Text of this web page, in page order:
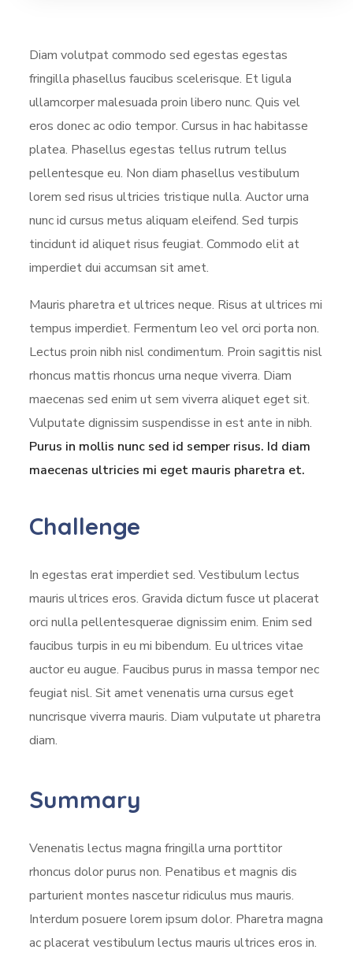
Diam volutpat commodo sed egestas egestas
fringilla phasellus faucibus scelerisque. Et ligula
ullamcorper malesuada proin libero nunc. Quis vel
eros donec ac odio tempor. Cursus in hac habitasse
platea. Phasellus egestas tellus rutrum tellus
pellentesque eu. Non diam phasellus vestibulum
lorem sed risus ultricies tristique nulla. Auctor urna
nunc id cursus metus aliquam eleifend. Sed turpis
tincidunt id aliquet risus feugiat. Commodo elit at
imperdiet dui accumsan sit amet.
Mauris pharetra et ultrices neque. Risus at ultrices mi
tempus imperdiet. Fermentum leo vel orci porta non.
Lectus proin nibh nisl condimentum. Proin sagittis nisl
rhoncus mattis rhoncus urna neque viverra. Diam
maecenas sed enim ut sem viverra aliquet eget sit.
Vulputate dignissim suspendisse in est ante in nibh.
Purus in mollis nunc sed id semper risus. Id diam
maecenas ultricies mi eget mauris pharetra et.
Challenge
In egestas erat imperdiet sed. Vestibulum lectus
mauris ultrices eros. Gravida dictum fusce ut placerat
orci nulla pellentesquerae dignissim enim. Enim sed
faucibus turpis in eu mi bibendum. Eu ultrices vitae
auctor eu augue. Faucibus purus in massa tempor nec
feugiat nisl. Sit amet venenatis urna cursus eget
nuncrisque viverra mauris. Diam vulputate ut pharetra
diam.
Summary
Venenatis lectus magna fringilla urna porttitor
rhoncus dolor purus non. Penatibus et magnis dis
parturient montes nascetur ridiculus mus mauris.
Interdum posuere lorem ipsum dolor. Pharetra magna
ac placerat vestibulum lectus mauris ultrices eros in.